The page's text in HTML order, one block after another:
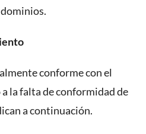
conforme con el
la falta de conformidad de
a continuación.